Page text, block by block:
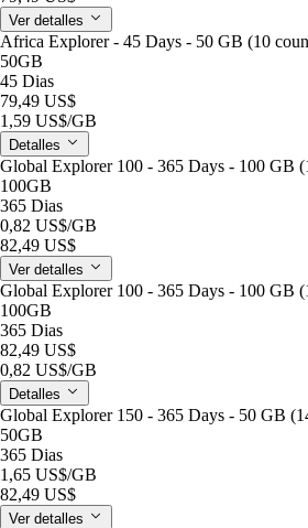
Ver detalles
Africa Explorer - 45 Days - 50 GB (10
50GB
45 Dias
79,49 US$
1,59 US$/GB
Detalles
Global Explorer 100 - 365 Days - 100 GB
100GB
365 Dias
0,82 US$/GB
82,49 US$
Ver detalles
Global Explorer 100 - 365 Days - 100 GB
100GB
365 Dias
82,49 US$
0,82 US$/GB
Detalles
Global Explorer 150 - 365 Days - 50 GB
50GB
365 Dias
1,65 US$/GB
82,49 US$
Ver detalles